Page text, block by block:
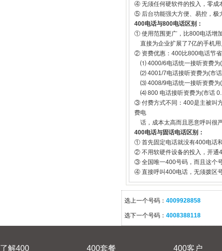
④ 无须任何硬软件的投入，零成
⑤ 后台功能强大方便、易控，极
400电话与800电话区别：
① 使用范围更广，比800电话增
直接为企业扩展了7亿的手机用
② 资费优惠：400比800电话节
⑴ 4000/6电话统一接听资费为
⑵ 4001/7电话接听资费为(市话
⑶ 4008/9电话统一接听资费为
⑷ 800 电话接听资费为(市话
③ 付费方式不同：400是主被叫
费电
话，成本太高而且恶意呼叫很
400电话与固话电话区别：
① 首先固定电话就没有400电话
② 不用软硬件设备的投入，开通
③ 全国唯一400号码，而且这个
④ 直接呼叫400电话，无须拨区
选上一个号码： 4009928858
选下一个号码： 4008388118
了解400 400套餐 400客户